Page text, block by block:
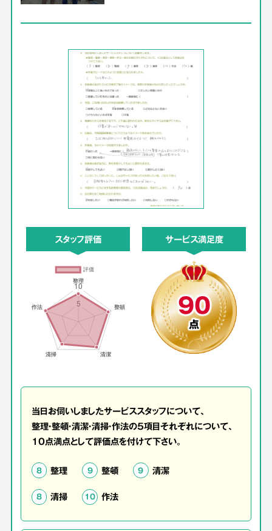
スタッフ評価 サービス満足度
90
点
当日お伺いしましたサービススタッフについて、
整理・整頓・清潔・清掃・作法の5項目それぞれについて、
10点満点として評価点を付けて下さい。
8 整理 9 整頓 9 清潔
8 清掃 10 作法